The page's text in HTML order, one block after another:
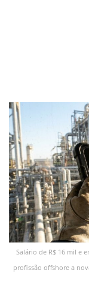
Salário de R$ 16 mil e
profissão offshore a